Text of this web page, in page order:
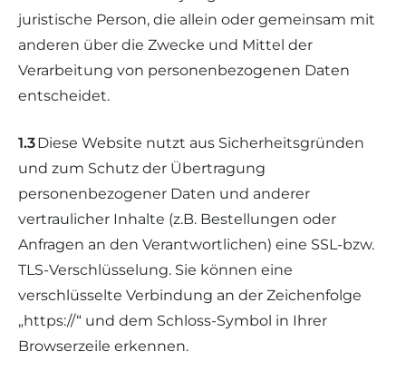
juristische Person, die allein oder gemeinsam mit
anderen über die Zwecke und Mittel der
Verarbeitung von personenbezogenen Daten
entscheidet.
1.3Diese Website nutzt aus Sicherheitsgründen
und zum Schutz der Übertragung
personenbezogener Daten und anderer
vertraulicher Inhalte (z.B. Bestellungen oder
Anfragen an den Verantwortlichen) eine SSL-bzw.
TLS-Verschlüsselung. Sie können eine
verschlüsselte Verbindung an der Zeichenfolge
„https://“ und dem Schloss-Symbol in Ihrer
Browserzeile erkennen.
Herdwick